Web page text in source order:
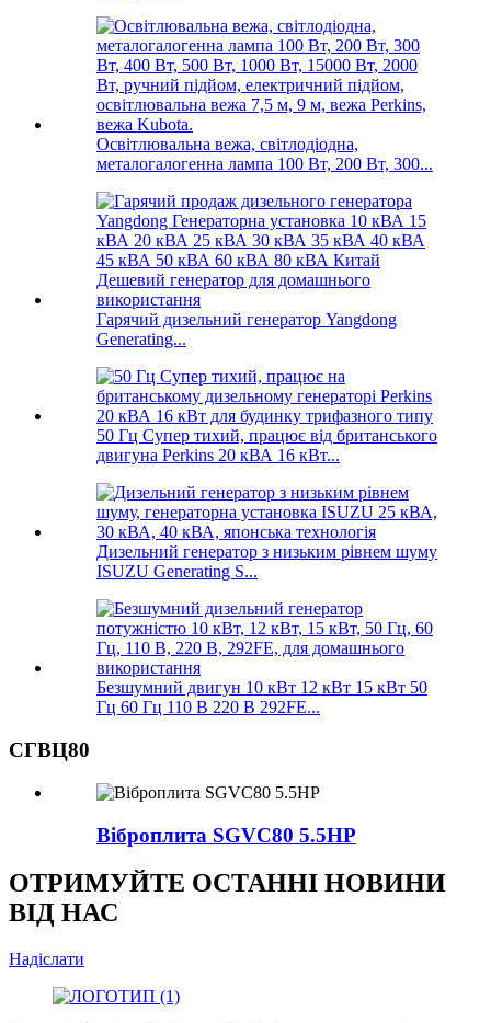
Освітлювальна вежа, світлодіодна,
металогалогенна лампа 100 Вт, 200 Вт, 300...
Гарячий дизельний генератор Yangdong
Generating...
50 Гц Супер тихий, працює від британського
двигуна Perkins 20 кВА 16 кВт...
Дизельний генератор з низьким рівнем шуму
ISUZU Generating S...
Безшумний двигун 10 кВт 12 кВт 15 кВт 50
Гц 60 Гц 110 В 220 В 292FE...
СГВЦ80
Віброплита SGVC80 5.5HP
ОТРИМУЙТЕ ОСТАННІ НОВИНИ
ВІД НАС
Надіслати